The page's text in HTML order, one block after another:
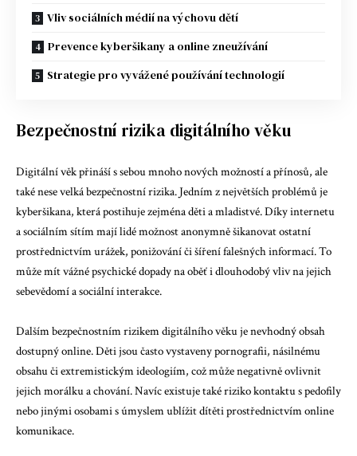
Vliv sociálních médií na výchovu dětí
Prevence kyberšikany a online zneužívání
Strategie pro vyvážené používání technologií
Bezpečnostní rizika digitálního věku
Digitální věk přináší s sebou mnoho nových možností a přínosů, ale
také nese velká bezpečnostní rizika. Jedním z největších problémů je
kyberšikana, která postihuje zejména děti a mladistvé. Díky internetu
a sociálním sítím mají lidé možnost anonymně šikanovat ostatní
prostřednictvím urážek, ponižování či šíření falešných informací. To
může mít vážné psychické dopady na oběť i dlouhodobý vliv na jejich
sebevědomí a sociální interakce.
Dalším bezpečnostním rizikem digitálního věku je nevhodný obsah
dostupný online. Děti jsou často vystaveny pornografii, násilnému
obsahu či extremistickým ideologiím, což může negativně ovlivnit
jejich morálku a chování. Navíc existuje také riziko kontaktu s pedofily
nebo jinými osobami s úmyslem ublížit dítěti prostřednictvím online
komunikace.